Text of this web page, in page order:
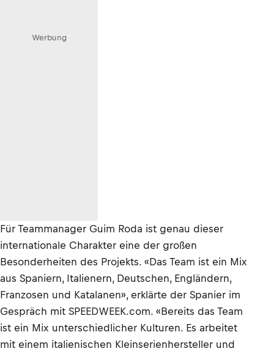
Werbung
Für Teammanager Guim Roda ist genau dieser
internationale Charakter eine der großen
Besonderheiten des Projekts. «Das Team ist ein Mix
aus Spaniern, Italienern, Deutschen, Engländern,
Franzosen und Katalanen», erklärte der Spanier im
Gespräch mit SPEEDWEEK.com. «Bereits das Team
ist ein Mix unterschiedlicher Kulturen. Es arbeitet
mit einem italienischen Kleinserienhersteller und